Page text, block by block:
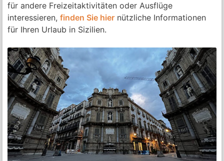
für andere Freizeitaktivitäten oder Ausflüge
interessieren, finden Sie hier nützliche Informationen
für Ihren Urlaub in Sizilien.